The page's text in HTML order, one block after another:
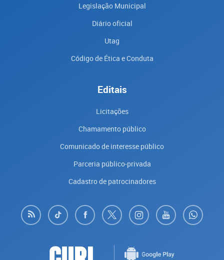
Legislação Municipal
Diário oficial
Utag
Código de Ética e Conduta
Editais
Licitações
Chamamento público
Comunicado de interesse público
Parceria público-privada
Cadastro de patrocinadores